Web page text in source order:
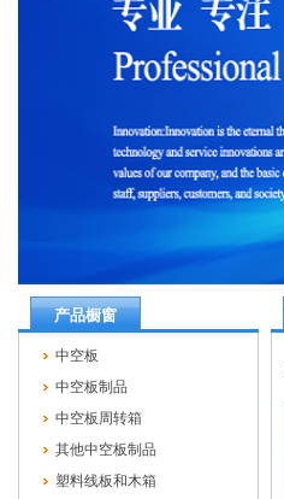
产品橱窗
中空板
中空板制品
中空板周转箱
其他中空板制品
塑料线板和木箱